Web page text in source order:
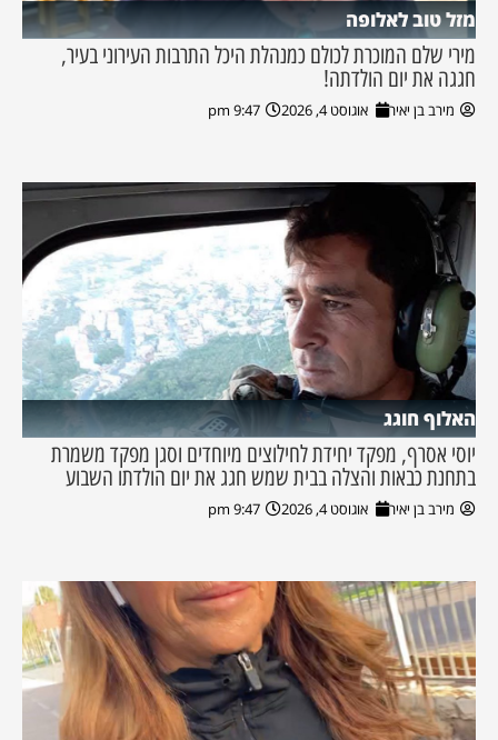
מזל טוב לאלופה
מירי שלם המוכרת לכולם כמנהלת היכל התרבות העירוני בעיר,
חגגה את יום הולדתה!
מירב בן יאיר אוגוסט 4, 2026 9:47 pm
האלוף חוגג
יוסי אסרף, מפקד יחידת לחילוצים מיוחדים וסגן מפקד משמרת
בתחנת כבאות והצלה בבית שמש חגג את יום הולדתו השבוע
מירב בן יאיר אוגוסט 4, 2026 9:47 pm